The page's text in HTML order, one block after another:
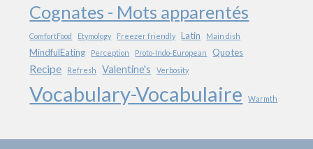
Cognates - Mots apparentés
ComfortFood Etymology Freezer friendly Latin Main dish
MindfulEating Perception Proto-Indo-European Quotes
Recipe Refresh Valentine's Verbosity
Vocabulary-Vocabulaire Warmth